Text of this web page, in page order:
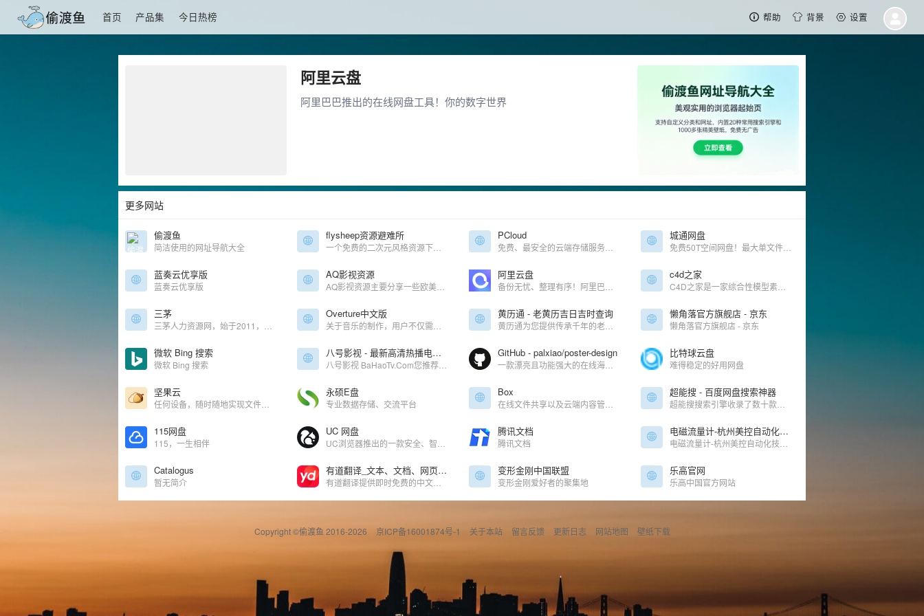
首页 产品集 今日热榜 帮助 背景 设置
阿里云盘
阿里巴巴推出的在线网盘工具！你的数字世界
更多网站
偷渡鱼
简洁使用的网址导航大全
flysheep资源避难所 PCloud 城通网盘
蓝奏云优享版
蓝奏云优享版
AQ影视资源 阿里云盘 c4d之家
三茅 Overture中文版 黄历通 - 老黄历吉日吉时查询 懒角落官方旗舰店 - 京东
懒角落官方旗舰店 - 京东
微软 Bing 搜索
微软 Bing 搜索
八号影视 - 最新高清热播电影-好看的电视剧免费在线观看! GitHub - palxiao/poster-design 比特球云盘
难得稳定的好用网盘
坚果云 永硕E盘
专业数据存储、交流平台
Box 超能搜 - 百度网盘搜索神器
115网盘
115，一生相伴
UC 网盘 腾讯文档
腾讯文档
电磁流量计-杭州美控自动化技术有限公司官网
Catalogus
暂无简介
有道翻译_文本、文档、网页、在线即时翻译 变形金刚中国联盟
变形金刚爱好者的聚集地
乐高官网
乐高中国官方网站
Copyright ©偷渡鱼 2016-2026 京ICP备16001874号-1 关于本站 留言反馈 更新日志 网站地图 壁纸下载